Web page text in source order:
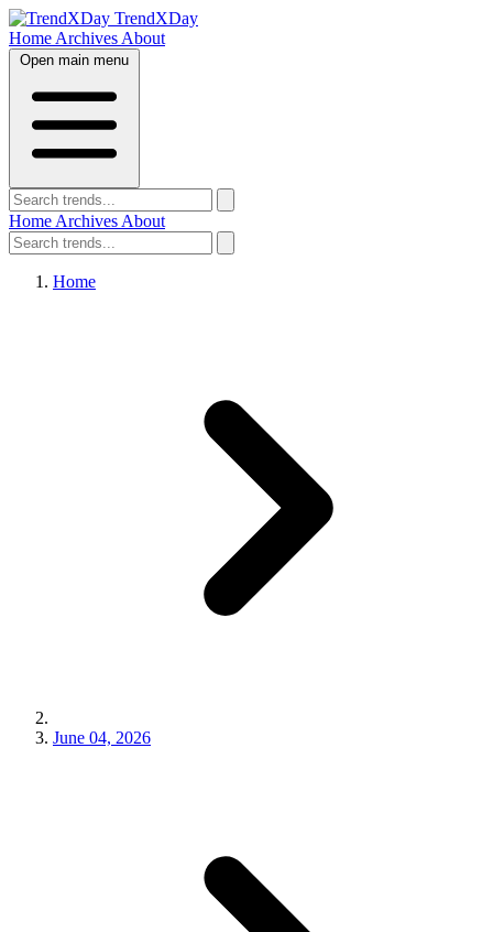
TrendXDay
Home Archives About
Open main menu
Home Archives About
Home
June 04, 2026